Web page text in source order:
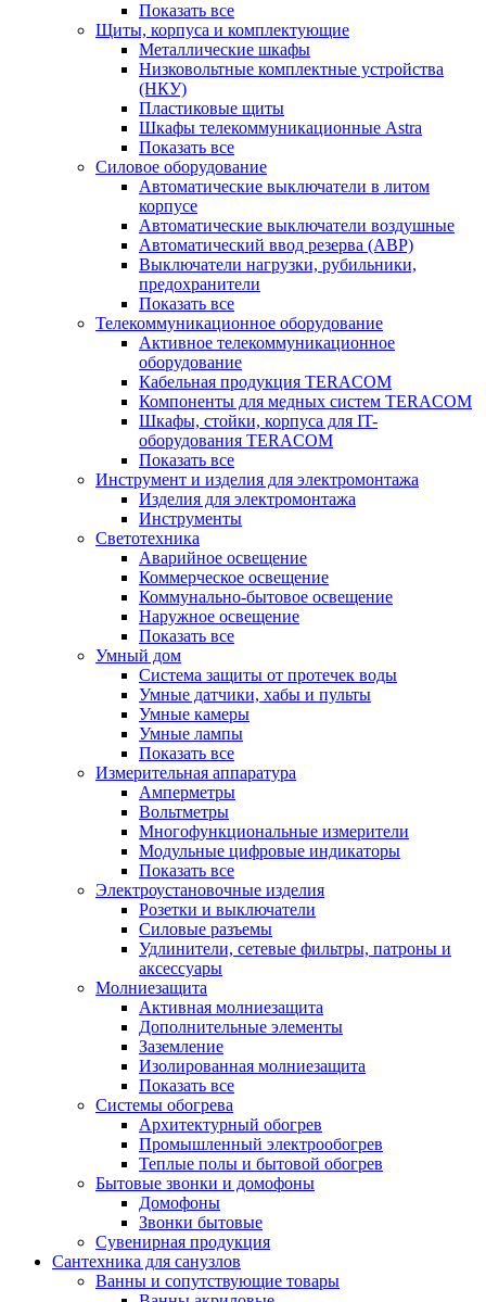
Показать все
Щиты, корпуса и комплектующие
Металлические шкафы
Низковольтные комплектные устройства
(НКУ)
Пластиковые щиты
Шкафы телекоммуникационные Astra
Показать все
Силовое оборудование
Автоматические выключатели в литом
корпусе
Автоматические выключатели воздушные
Автоматический ввод резерва (АВР)
Выключатели нагрузки, рубильники,
предохранители
Показать все
Телекоммуникационное оборудование
Активное телекоммуникационное
оборудование
Кабельная продукция TERACOM
Компоненты для медных систем TERACOM
Шкафы, стойки, корпуса для IT-
оборудования TERACOM
Показать все
Инструмент и изделия для электромонтажа
Изделия для электромонтажа
Инструменты
Светотехника
Аварийное освещение
Коммерческое освещение
Коммунально-бытовое освещение
Наружное освещение
Показать все
Умный дом
Система защиты от протечек воды
Умные датчики, хабы и пульты
Умные камеры
Умные лампы
Показать все
Измерительная аппаратура
Амперметры
Вольтметры
Многофункциональные измерители
Модульные цифровые индикаторы
Показать все
Электроустановочные изделия
Розетки и выключатели
Силовые разъемы
Удлинители, сетевые фильтры, патроны и
аксессуары
Молниезащита
Активная молниезащита
Дополнительные элементы
Заземление
Изолированная молниезащита
Показать все
Системы обогрева
Архитектурный обогрев
Промышленный электрообогрев
Теплые полы и бытовой обогрев
Бытовые звонки и домофоны
Домофоны
Звонки бытовые
Сувенирная продукция
Сантехника для санузлов
Ванны и сопутствующие товары